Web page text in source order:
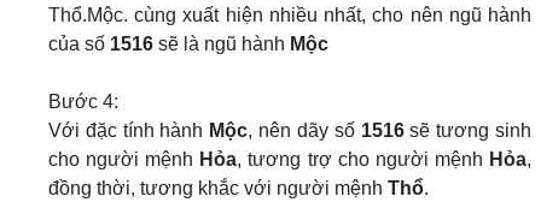
Thổ.Mộc. cùng xuất hiện nhiều nhất, cho nên ngũ hành
của số 1516 sẽ là ngũ hành Mộc
Bước 4:
Với đặc tính hành Mộc, nên dãy số 1516sẽ tương sinh
cho người mệnh Hỏa, tương trợ cho người mệnh Hỏa,
đồng thời, tương khắc với người mệnh Thổ.